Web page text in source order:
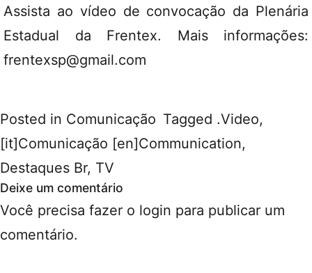
Assista ao vídeo de convocação da Plenária
Estadual da Frentex. Mais informações:
frentexsp@gmail.com
Posted in Comunicação Tagged .Video,
[it]Comunicação [en]Communication,
Destaques Br, TV
Deixe um comentário
Você precisa fazer o login para publicar um
comentário.